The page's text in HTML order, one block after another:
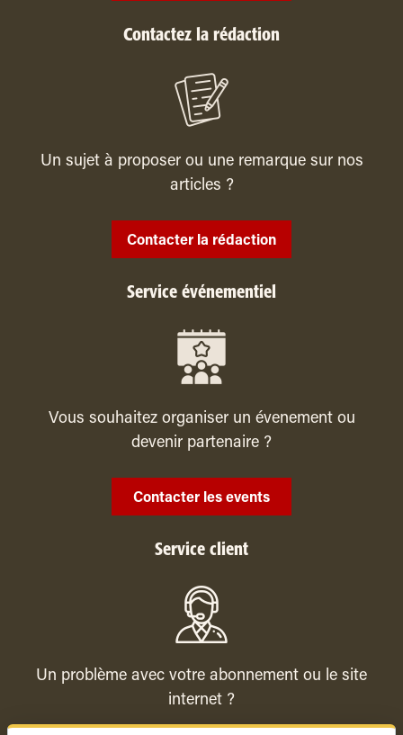
Contactez la rédaction
Un sujet à proposer ou une remarque sur nos
articles ?
Contacter la rédaction
Service événementiel
Vous souhaitez organiser un évenement ou
devenir partenaire ?
Contacter les events
Service client
Un problème avec votre abonnement ou le site
internet ?